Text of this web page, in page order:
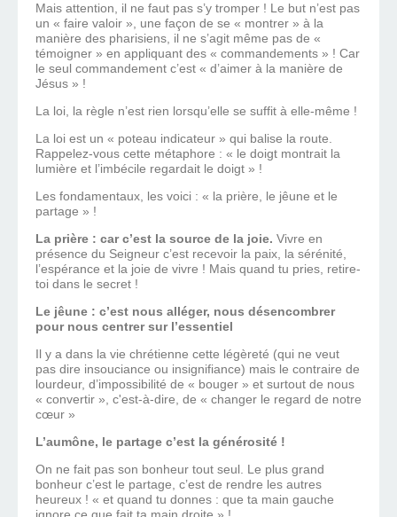
Mais attention, il ne faut pas s’y tromper ! Le but n’est pas
un « faire valoir », une façon de se « montrer » à la
manière des pharisiens, il ne s’agit même pas de «
témoigner » en appliquant des « commandements » ! Car
le seul commandement c’est « d’aimer à la manière de
Jésus » !
La loi, la règle n’est rien lorsqu’elle se suffit à elle-même !
La loi est un « poteau indicateur » qui balise la route.
Rappelez-vous cette métaphore : « le doigt montrait la
lumière et l’imbécile regardait le doigt » !
Les fondamentaux, les voici : « la prière, le jêune et le
partage » !
La prière : car c’est la source de la joie. Vivre en
présence du Seigneur c’est recevoir la paix, la sérénité,
l’espérance et la joie de vivre ! Mais quand tu pries, retire-
toi dans le secret !
Le jêune : c’est nous alléger, nous désencombrer
pour nous centrer sur l’essentiel
Il y a dans la vie chrétienne cette légèreté (qui ne veut
pas dire insouciance ou insignifiance) mais le contraire de
lourdeur, d’impossibilité de « bouger » et surtout de nous
« convertir », c'est-à-dire, de « changer le regard de notre
cœur »
L’aumône, le partage c’est la générosité !
On ne fait pas son bonheur tout seul. Le plus grand
bonheur c’est le partage, c’est de rendre les autres
heureux ! « et quand tu donnes : que ta main gauche